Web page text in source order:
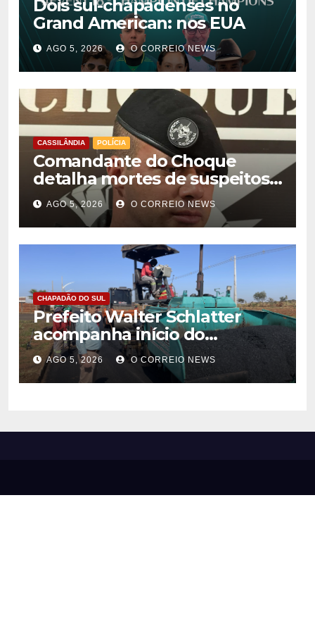
Dois sul-chapadenses no
Grand American: nos EUA
AGO 5, 2026 O CORREIO NEWS
CASSILÂNDIA POLÍCIA
Comandante do Choque
detalha mortes de suspeitos
de homicídio em Cassilândia
AGO 5, 2026 O CORREIO NEWS
CHAPADÃO DO SUL
Prefeito Walter Schlatter
acompanha início do
recapeamento e pede
compreensão da população
em Chapadão do Sul
AGO 5, 2026 O CORREIO NEWS